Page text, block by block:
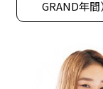
GRAND年間）